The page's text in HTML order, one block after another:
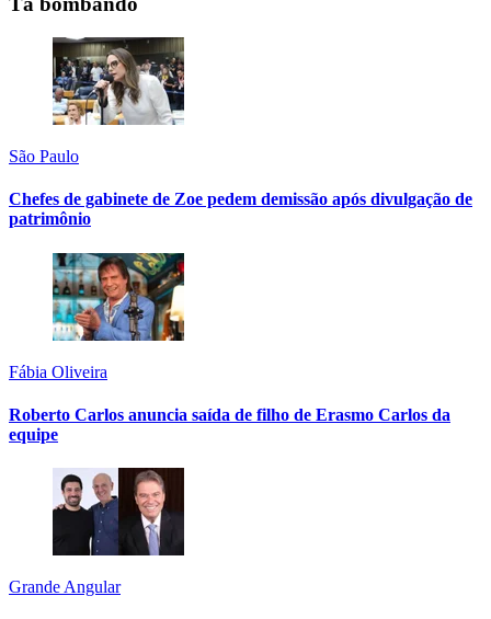
São Paulo
Chefes de gabinete de Zoe pedem demissão após divulgação de
patrimônio
Fábia Oliveira
Roberto Carlos anuncia saída de filho de Erasmo Carlos da
equipe
Grande Angular